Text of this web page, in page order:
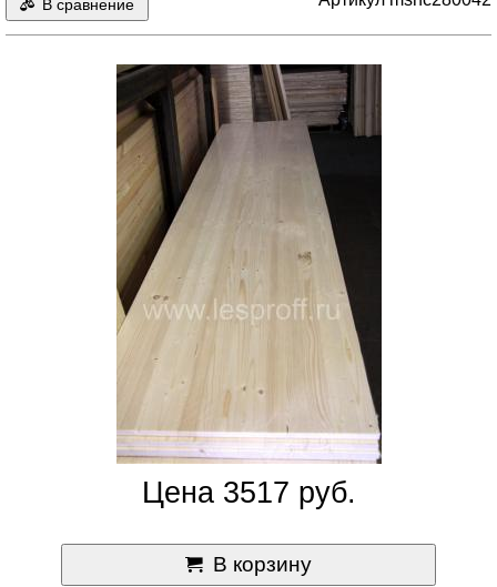
В сравнение
Цена 3517 руб.
В корзину